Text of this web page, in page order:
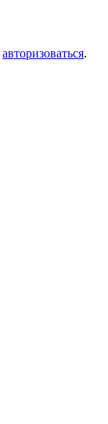
авторизоваться.